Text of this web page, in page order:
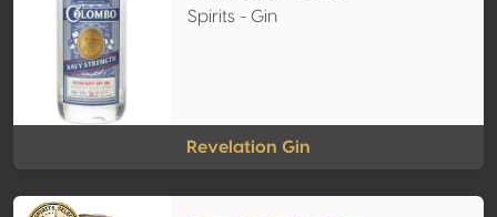
Spirits - Gin
Revelation Gin